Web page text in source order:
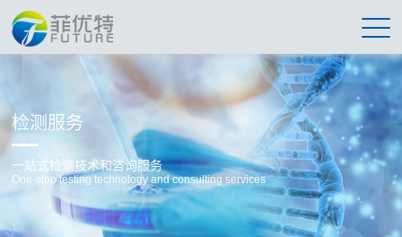
检测服务
一站式检测技术和咨询服务
One-stop testing technology and consulting services